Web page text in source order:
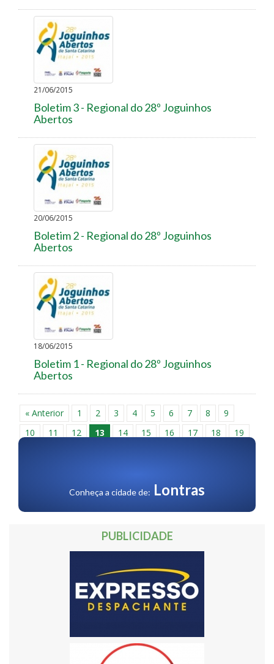
21/06/2015
Boletim 3 - Regional do 28º Joguinhos
Abertos
20/06/2015
Boletim 2 - Regional do 28º Joguinhos
Abertos
18/06/2015
Boletim 1 - Regional do 28º Joguinhos
Abertos
« Anterior 1 2 3 4 5 6 7 8
9
10
11 12 13 14 15 16 17 18
19
Conheça a cidade de: Lontras
PUBLICIDADE